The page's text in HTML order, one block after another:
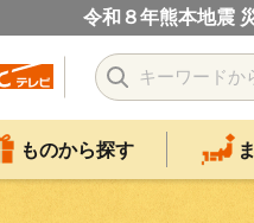
令和８年熊本地震
ものから探す